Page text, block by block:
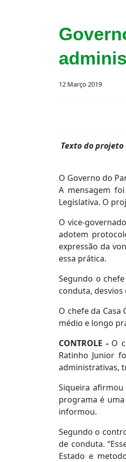
12 Março 2019
Texto do
O Governo do
A mensagem
Legislativa. O
O vice-
adotem
expressão da
essa prática.
Segundo o
conduta,
O chefe da
médio e longo
CONTROLE -O
Ratinho Junior
administrativas,
Siqueira afirmou
programa é
informou.
Segundo o
de conduta.
Estado e